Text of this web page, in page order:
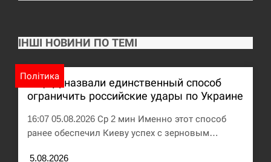
12:40
Латвія готова направити до 20 військових для
розблокування Ормузької протоки
СЕРПЕНЬ
Силы обороны поразили российскую
ІНШІ НОВИНИ ПО ТЕМІ
Політика
В ЦПД назвали единственный способ
ограничить российские удары по Украине
16:07 05.08.2026 Ср 2 мин Именно этот способ
ранее обеспечил Киеву успех с зерновым…
5.08.2026